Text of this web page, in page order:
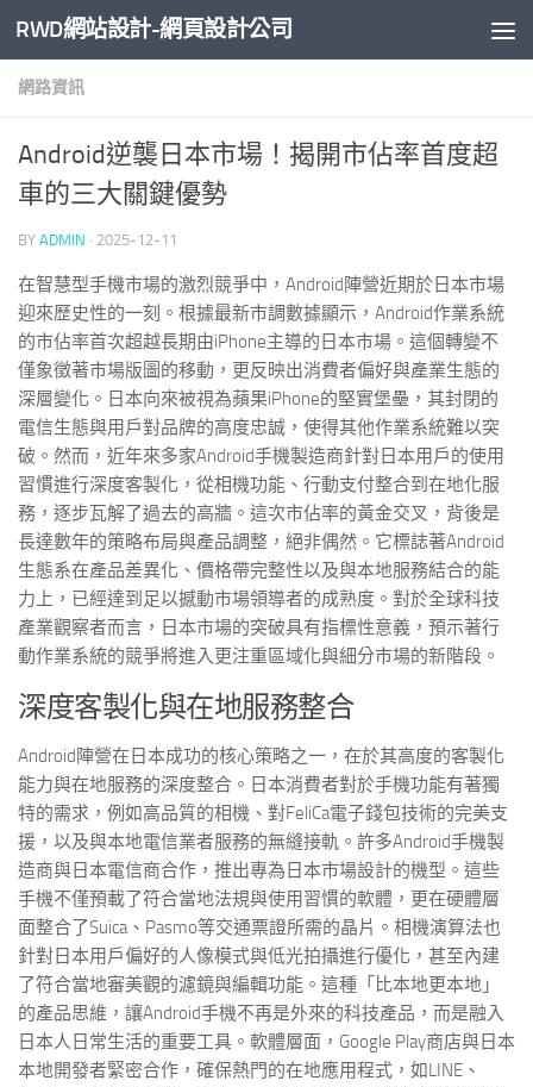
Skip to content
RWD網站設計-網頁設計公司
網路資訊
Android逆襲日本市場！揭開市佔率首度超
車的三大關鍵優勢
BY ADMIN · 2025-12-11
在智慧型手機市場的激烈競爭中，Android陣營近期於日本市場
迎來歷史性的一刻。根據最新市調數據顯示，Android作業系統
的市佔率首次超越長期由iPhone主導的日本市場。這個轉變不
僅象徵著市場版圖的移動，更反映出消費者偏好與產業生態的
深層變化。日本向來被視為蘋果iPhone的堅實堡壘，其封閉的
電信生態與用戶對品牌的高度忠誠，使得其他作業系統難以突
破。然而，近年來多家Android手機製造商針對日本用戶的使用
習慣進行深度客製化，從相機功能、行動支付整合到在地化服
務，逐步瓦解了過去的高牆。這次市佔率的黃金交叉，背後是
長達數年的策略布局與產品調整，絕非偶然。它標誌著Android
生態系在產品差異化、價格帶完整性以及與本地服務結合的能
力上，已經達到足以撼動市場領導者的成熟度。對於全球科技
產業觀察者而言，日本市場的突破具有指標性意義，預示著行
動作業系統的競爭將進入更注重區域化與細分市場的新階段。
深度客製化與在地服務整合
Android陣營在日本成功的核心策略之一，在於其高度的客製化
能力與在地服務的深度整合。日本消費者對於手機功能有著獨
特的需求，例如高品質的相機、對FeliCa電子錢包技術的完美支
援，以及與本地電信業者服務的無縫接軌。許多Android手機製
造商與日本電信商合作，推出專為日本市場設計的機型。這些
手機不僅預載了符合當地法規與使用習慣的軟體，更在硬體層
面整合了Suica、Pasmo等交通票證所需的晶片。相機演算法也
針對日本用戶偏好的人像模式與低光拍攝進行優化，甚至內建
了符合當地審美觀的濾鏡與編輯功能。這種「比本地更本地」
的產品思維，讓Android手機不再是外來的科技產品，而是融入
日本人日常生活的重要工具。軟體層面，Google Play商店與日本
本地開發者緊密合作，確保熱門的在地應用程式，如LINE、